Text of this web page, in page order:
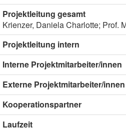
Projektleitung gesamt
Krienzer, Daniela Charlotte; Prof.
Projektleitung intern
Interne Projektmitarbeiter/innen
Externe Projektmitarbeiter/innen
Kooperationspartner
Laufzeit